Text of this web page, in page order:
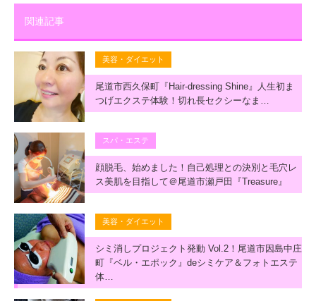
関連記事
美容・ダイエット
尾道市西久保町『Hair-dressing Shine』人生初ま
つげエクステ体験！切れ長セクシーなま…
スパ・エステ
顔脱毛、始めました！自己処理との決別と毛穴レ
ス美肌を目指して＠尾道市瀬戸田『Treasure』
美容・ダイエット
シミ消しプロジェクト発動 Vol.2！尾道市因島中庄
町『ベル・エポック』deシミケア＆フォトエステ
体…